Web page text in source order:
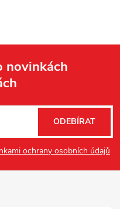
novinkách
ochrany osobních údajů
ODEBÍRAT